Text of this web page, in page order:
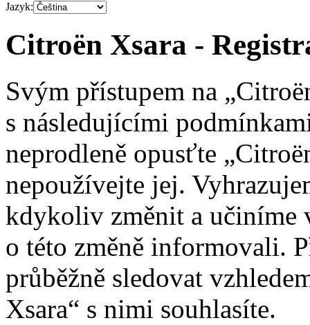
Jazyk:
Citroën Xsara -
Svým přístupem na
s následujícími
neprodleně opusťte
nepoužívejte jej.
kdykoliv změnit a učiníme
o této změně informovali.
průběžně sledovat
Xsara“ s nimi souhlasíte.